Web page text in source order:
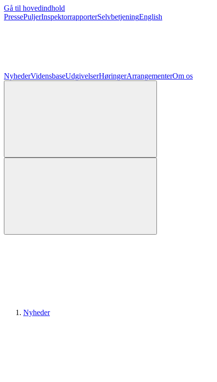
Gå til hovedindhold
PressePuljerInspektorrapporterSelvbetjeningEnglish
NyhederVidensbaseUdgivelserHøringerArrangementerOm os
Nyheder